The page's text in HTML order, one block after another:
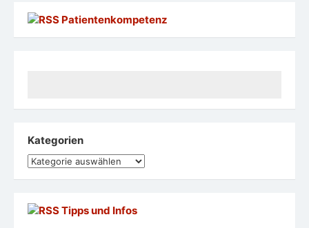
Patientenkompetenz
Kategorien
Kategorien
Tipps und Infos